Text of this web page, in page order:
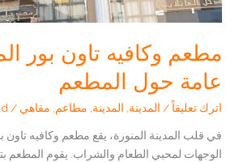
مطعم وكافيه تاون بور
عامة حول المطعم
اترك تعليقاً/ المدينة المدينة مطاعم مقاهي /
في قلب المدينة المنورة، يقع مطعم وكافيه تاون
الوجهات لمحبي الطعام والشراب. يقوم المطعم